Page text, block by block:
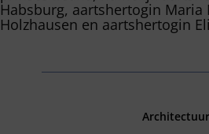
Habsburg, aartshertogin Maria
Holzhausen en aartshertogin
Architectuur